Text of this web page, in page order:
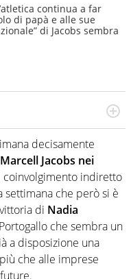
continua a far
di papà e alle sue
di Jacobs sembra
segreti: basket,
di trovare la notizia
decisamente
Jacobs nei
coinvolgimento indiretto
settimana che però si è
di Nadia
che sembra un
a disposizione una
che alle imprese